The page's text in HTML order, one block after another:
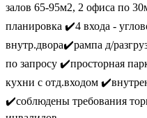
залов 65-95м2, 2 офиса по
планировка ✔️4 входа -
внутр.двора✔️рампа д/
по запросу ✔️просторная
кухни с отд.входом
✔️соблюдены требования